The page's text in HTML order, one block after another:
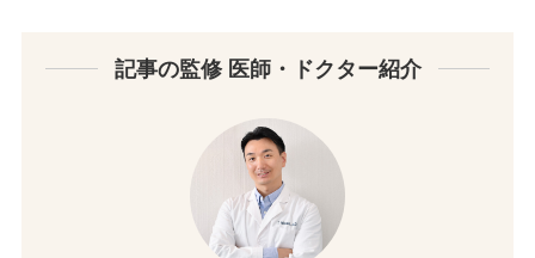
記事の監修 医師・ドクター紹介